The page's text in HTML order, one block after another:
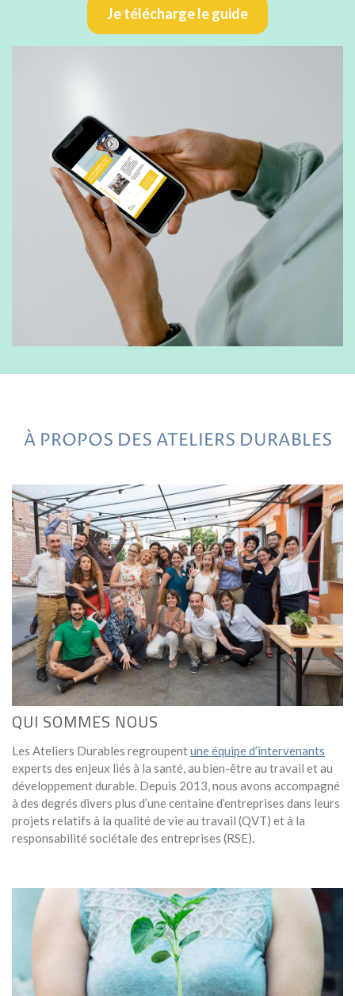
À PROPOS DES ATELIERS DURABLES
QUI SOMMES NOUS
Les Ateliers Durables regroupentune équipe d’intervenants
experts des enjeux liés à la santé, au bien-être au travail et au
développement durable. Depuis 2013, nous avons accompagné
à des degrés divers plus d’une centaine d’entreprises dans leurs
projets relatifs à la qualité de vie au travail (QVT) et à la
responsabilité sociétale des entreprises (RSE).